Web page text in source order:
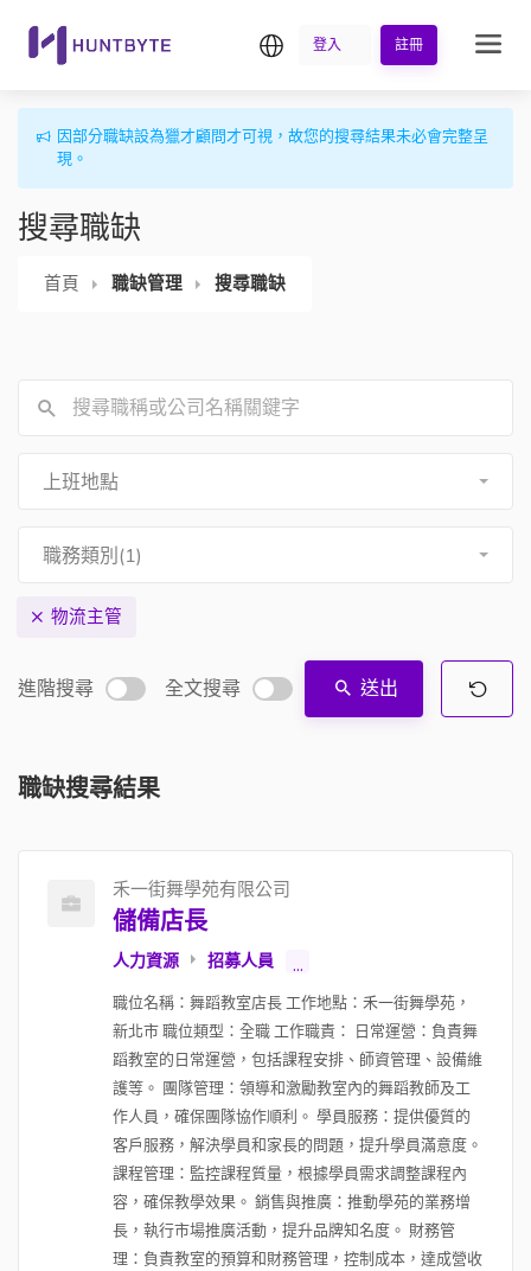
繁中登入 註冊
因部分職缺設為獵才顧問才可視，故您的搜尋結果未必會完整呈
現。
搜尋職缺
首頁 職缺管理 搜尋職缺
上班地點
職務類別(1)
物流主管
進階搜尋 全文搜尋 送出
職缺搜尋結果
禾一街舞學苑有限公司
儲備店長
人力資源 招募人員 ...
職位名稱：舞蹈教室店長 工作地點：禾一街舞學苑，
新北市 職位類型：全職 工作職責： 日常運營：負責舞
蹈教室的日常運營，包括課程安排、師資管理、設備維
護等。 團隊管理：領導和激勵教室內的舞蹈教師及工
作人員，確保團隊協作順利。 學員服務：提供優質的
客戶服務，解決學員和家長的問題，提升學員滿意度。
課程管理：監控課程質量，根據學員需求調整課程內
容，確保教學效果。 銷售與推廣：推動學苑的業務增
長，執行市場推廣活動，提升品牌知名度。 財務管
理：負責教室的預算和財務管理，控制成本，達成營收